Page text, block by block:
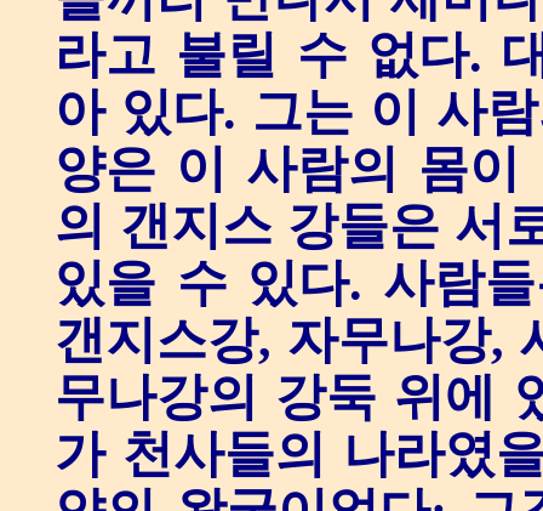
라고 불릴 수 없다.
아 있다. 그는 이 사
양은 이 사람의 몸
의 갠지스 강들은 서
있을 수 있다. 사람
갠지스강, 자무나강,
무나강의 강둑 위에
가 천사들의 나라였